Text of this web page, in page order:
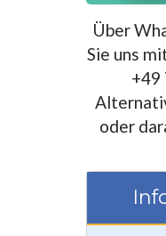
Über
Sie uns
+49
oder